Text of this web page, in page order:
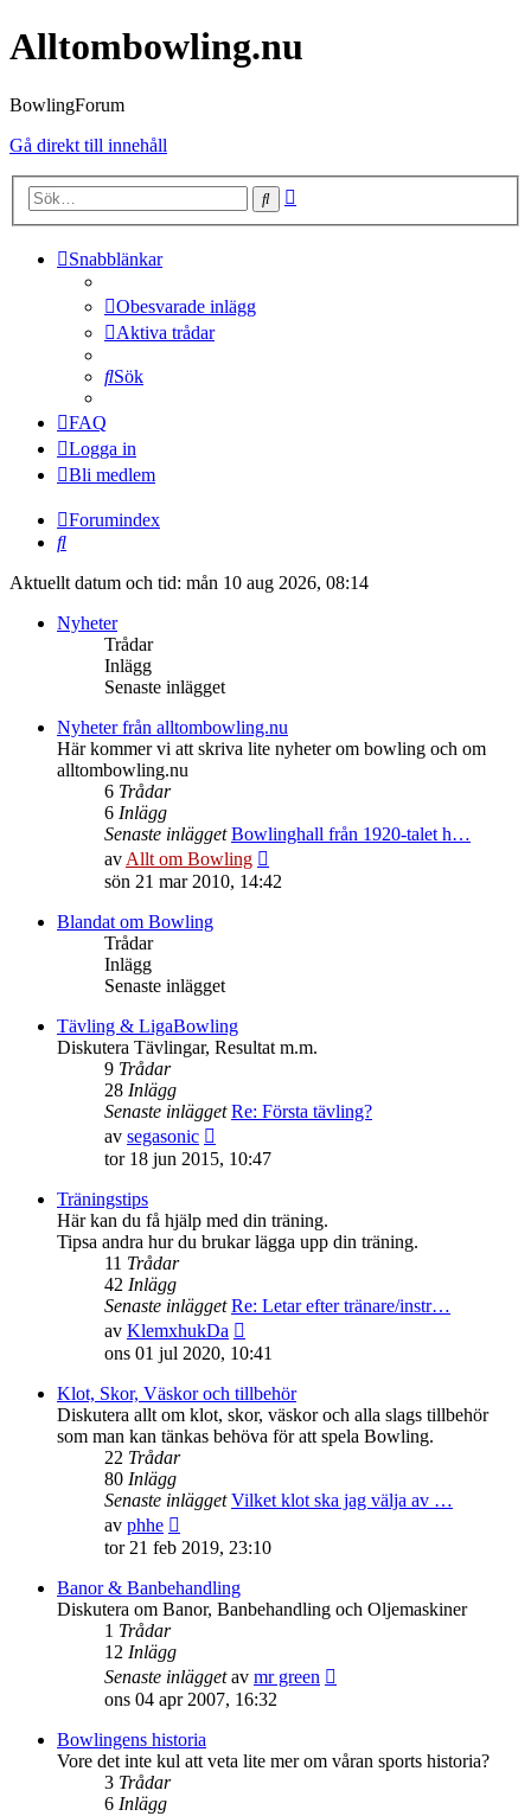
Alltombowling.nu
BowlingForum
Gå direkt till innehåll
Sök
Snabblänkar
Obesvarade inlägg
Aktiva trådar
Sök
FAQ
Logga in
Bli medlem
Forumindex
Sök
Aktuellt datum och tid: mån 10 aug 2026, 08:14
Nyheter
Trådar
Inlägg
Senaste inlägget
Nyheter från alltombowling.nu
Här kommer vi att skriva lite nyheter om bowling och om
alltombowling.nu
6 Trådar
6 Inlägg
Senaste inlägget Bowlinghall från 1920-talet h…
avAllt om Bowling
till
sön 21 mar 2010, 14:42
Blandat om Bowling
Trådar
Inlägg
Senaste inlägget
Tävling & LigaBowling
Diskutera Tävlingar, Resultat m.m.
9 Trådar
28 Inlägg
Senaste inlägget Re: Första tävling?
av segasonic
till
inlägget
tor 18 jun 2015, 10:47
Träningstips
Här kan du få hjälp med din träning.
Tipsa andra hur du brukar lägga upp din träning.
11 Trådar
42 Inlägg
Senaste inlägget Re: Letar efter tränare/instr…
av KlemxhukDa
till
senaste
inlägget
ons 01 jul 2020, 10:41
Klot, Skor, Väskor och tillbehör
Diskutera allt om klot, skor, väskor och alla slags tillbehör
som man kan tänkas behöva för att spela Bowling.
22 Trådar
80 Inlägg
Senaste inlägget Vilket klot ska jag välja av …
av phhe
till
senaste
inlägget
tor 21 feb 2019, 23:10
Banor & Banbehandling
Diskutera om Banor, Banbehandling och Oljemaskiner
1 Trådar
12 Inlägg
Senaste inläggetav mr green
inlägget
ons 04 apr 2007, 16:32
Bowlingens historia
Vore det inte kul att veta lite mer om våran sports historia?
3 Trådar
6 Inlägg